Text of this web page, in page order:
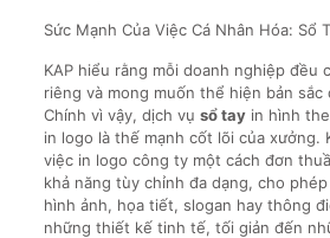
Sức Mạnh Của Việc Cá Nhân Hóa: Sổ
KAP hiểu rằng mỗi doanh nghiệp đều
riêng và mong muốn thể hiện bản sắc
Chính vì vậy, dịch vụ sổ tayin hình
in logo là thế mạnh cốt lõi của xưởng.
việc in logo công ty một cách đơn
khả năng tùy chỉnh đa dạng, cho
hình ảnh, họa tiết, slogan hay thông
những thiết kế tinh tế, tối giản đến